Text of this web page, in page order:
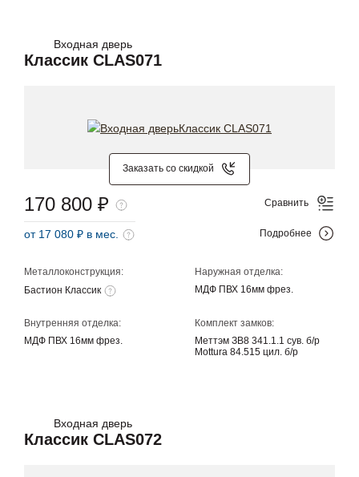
Входная дверь
Классик CLAS071
Заказать со скидкой
Металлоконструкция:
Бастион Классик
Наружная отделка:
МДФ ПВХ 16мм фрез.
Внутренняя отделка:
МДФ ПВХ 16мм фрез.
Комплект замков:
Меттэм ЗВ8 341.1.1 сув. б/р
Mottura 84.515 цил. б/р
170 800 ₽
от 17 080 ₽ в мес.
Сравнить
Подробнее
Входная дверь
Классик CLAS072